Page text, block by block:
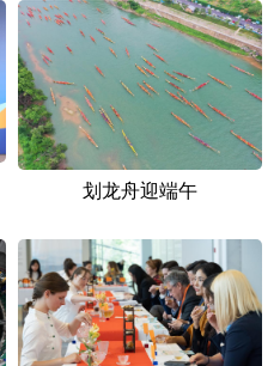
海南 重庆
云南 西藏
青海 宁夏
黑龙江
Français عربى
划龙舟迎端午